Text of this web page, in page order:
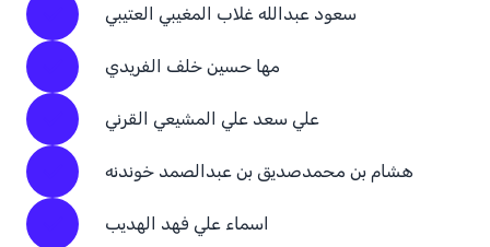
سعود عبدالله غلاب المغيبي العتيبي
مها حسين خلف الفريدي
علي سعد علي المشيعي القرني
هشام بن محمدصديق بن عبدالصمد خوندنه
اسماء علي فهد الهديب